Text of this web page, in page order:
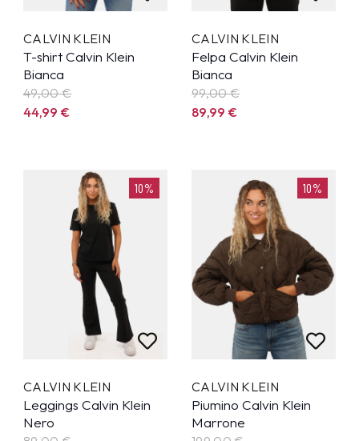
CALVIN KLEIN
T-shirt Calvin Klein
Bianca
49,00 €
44,99€
CALVIN KLEIN
Felpa Calvin Klein
Bianca
99,00 €
89,99€
10%
CALVIN KLEIN
Leggings Calvin Klein
Nero
10%
CALVIN KLEIN
Piumino Calvin Klein
Marrone